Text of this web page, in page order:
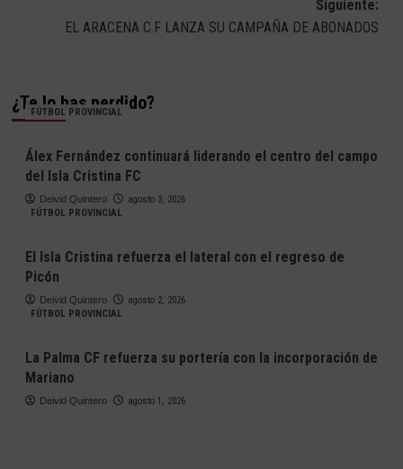
entradas
Siguiente:
EL ARACENA C.F LANZA SU CAMPAÑA DE ABONADOS
¿Te lo has perdido?
FÚTBOL PROVINCIAL
Álex Fernández continuará liderando el centro del campo
del Isla Cristina FC
Deivid Quintero
agosto 3, 2026
FÚTBOL PROVINCIAL
El Isla Cristina refuerza el lateral con el regreso de
Picón
Deivid Quintero
agosto 2, 2026
FÚTBOL PROVINCIAL
La Palma CF refuerza su portería con la incorporación de
Mariano
Deivid Quintero agosto 1, 2026